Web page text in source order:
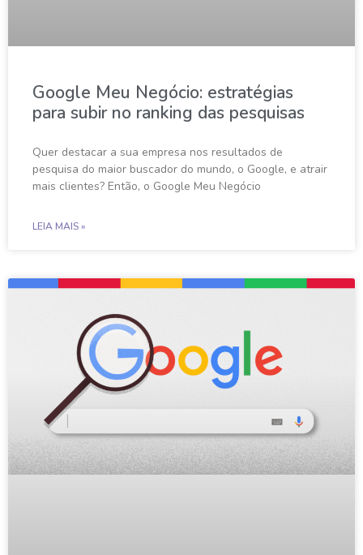
Google Meu Negócio: estratégias
para subir no ranking das pesquisas
Quer destacar a sua empresa nos resultados de
pesquisa do maior buscador do mundo, o Google, e atrair
mais clientes? Então, o Google Meu Negócio
LEIA MAIS »